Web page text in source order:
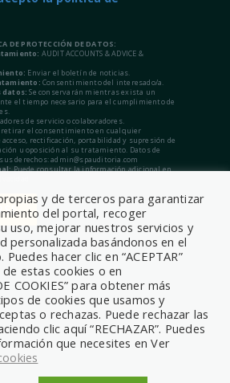
DE PROTECCIÓN DE DATOS:
AUDIT ACCOUNTS & ADVICE &
Enviar el boletín de noticias.
Consentimiento del interesado/a.
datos: Se conservarán mientras exista un
el tiempo necesario para el cumplimiento de
de servicio o colaboradores.
retirar el consentimiento en cualquier
acceso, rectificación, portabilidad y supresión de
u oposición al su tratamiento. Datos de
derechos: admin@spauditoria.com
Puede consultar la información adicional en
y de terceros para garantizar
del portal, recoger
uso, mejorar nuestros servicios y
personalizada basándonos en el
hacer clic en “ACEPTAR”
estas cookies o en
COOKIES” para obtener más
de cookies que usamos y
o rechazas. Puede rechazar las
clic aquí “RECHAZAR”. Puedes
que necesites en Ver